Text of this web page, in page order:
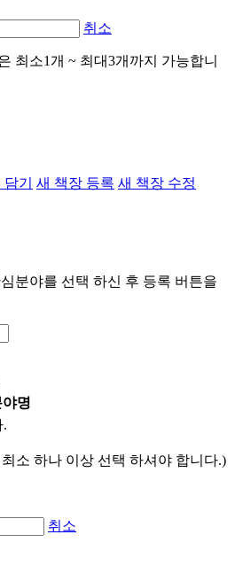
취소
최소1개 ~ 최대3개까지 가능합니
기 새 책장 등록 새 책장 수정
분야를 선택 하신 후 등록 버튼을
명
.
소 하나 이상 선택 하셔야 합니다.)
취소